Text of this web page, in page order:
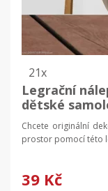
21x
Legrační
dětské
pokoje
Chcete originální
prostor pomocí této
39 Kč